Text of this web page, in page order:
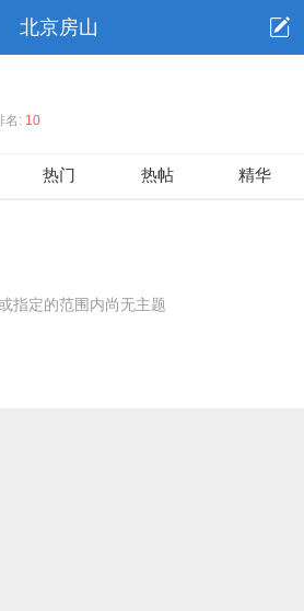
北京房山
名: 10
热门 热帖 精华
指定的范围内尚无主题